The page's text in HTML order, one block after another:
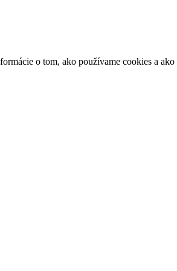
o tom, ako používame cookies a